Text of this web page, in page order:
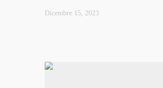
Dicembre 15, 2023